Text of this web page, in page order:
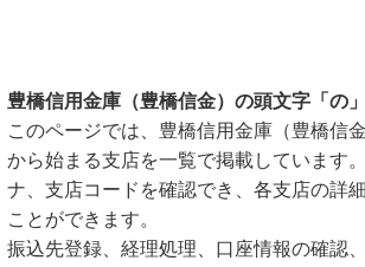
豊橋信用金庫（豊橋信金）の頭文字「の
このページでは、豊橋信用金庫（豊橋信
から始まる支店を一覧で掲載しています
ナ、支店コードを確認でき、各支店の詳
ことができます。
振込先登録、経理処理、口座情報の確認